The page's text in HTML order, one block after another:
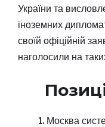
України та
іноземних
своїй офіційній
наголосили на
Москва